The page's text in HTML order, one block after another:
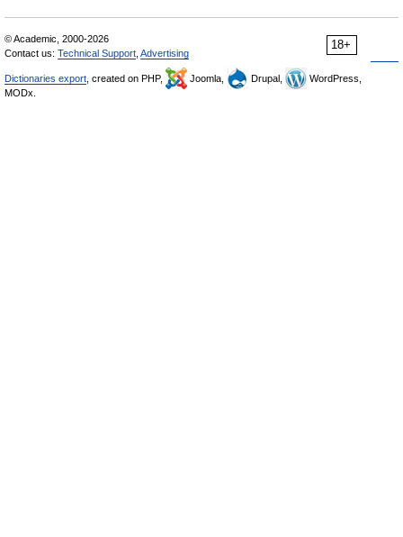
18+
© Academic, 2000-2026
Contact us: Technical Support Advertising
Dictionaries export , created on PHP, Joomla, Drupal,
WordPress,
MODx.